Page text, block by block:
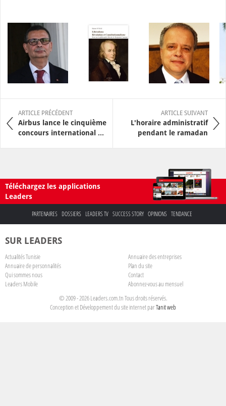
ARTICLE PRÉCÉDENT
Airbus lance le cinquième
concours international ...
ARTICLE SUIVANT
L'horaire administratif
pendant le ramadan
Téléchargez les applications
Leaders
PARTENAIRES DOSSIERS LEADERS TV SUCCESS STORY OPINIONS TENDANCE
SUR LEADERS
Actualités Tunisie
Annuaire des entreprises
Annuaire de personnalités
Plan du site
Qui sommes nous
Contact
Leaders Mobile
Abonnez-vous au mensuel
© 2009 - 2026 Leaders.com.tn Tous droits réservés.
Conception et Développement du site internet parTanit web